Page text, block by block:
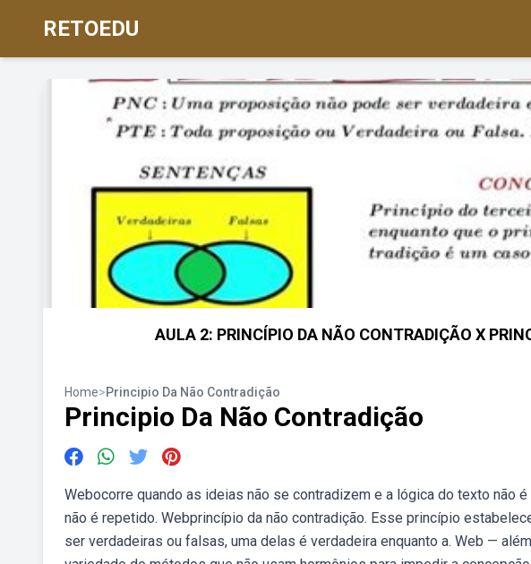
RETOEDU
AULA 2: PRINCÍPIO DA NÃO CONTRADIÇÃO X
Home>Principio Da Não Contradição
Principio Da Não Contradição
Webocorre quando as ideias não se contradizem e a lógica do texto não
não é repetido. Webprincípio da não contradição. Esse princípio
ser verdadeiras ou falsas, uma delas é verdadeira enquanto a. Web —